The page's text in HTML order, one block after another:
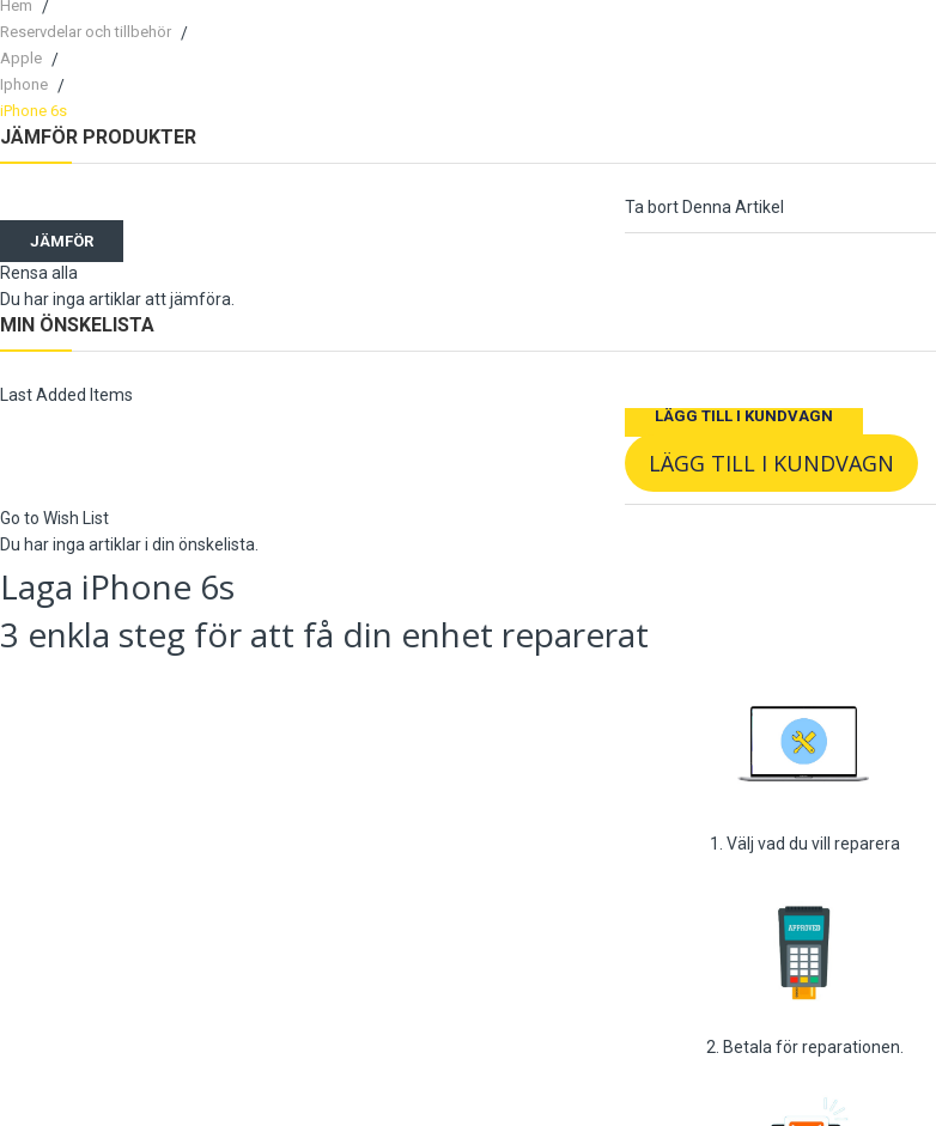
Hem
Reservdelar och tillbehör
Apple
Iphone
iPhone 6s
JÄMFÖR PRODUKTER
Ta bort Denna Artikel
JÄMFÖR
Rensa alla
Du har inga artiklar att jämföra.
MIN ÖNSKELISTA
Last Added Items
LÄGG TILL I KUNDVAGN
LÄGG TILL I KUNDVAGN
Go to Wish List
Du har inga artiklar i din önskelista.
Laga iPhone 6s
3 enkla steg för att få din enhet reparerat
1. Välj vad du vill reparera
2. Betala för reparationen.